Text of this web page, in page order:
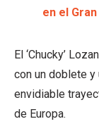
en el
El ‘Chucky’
con un doblete
envidiable
de Europa.